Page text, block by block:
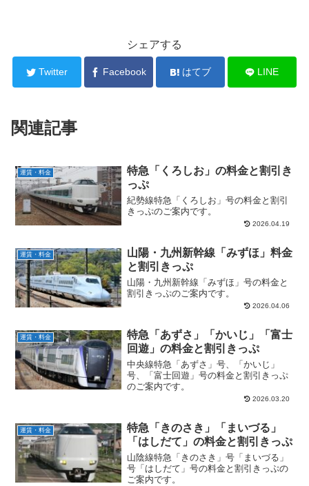
シェアする
Twitter Facebook はてブ LINE
関連記事
運賃・料金
特急「くろしお」の料金と割引き
っぷ
紀勢線特急「くろしお」号の料金と割引
きっぷのご案内です。
2026.04.19
運賃・料金
山陽・九州新幹線「みずほ」料金
と割引きっぷ
山陽・九州新幹線「みずほ」号の料金と
割引きっぷのご案内です。
2026.04.06
運賃・料金
特急「あずさ」「かいじ」「富士
回遊」の料金と割引きっぷ
中央線特急「あずさ」号、「かいじ」
号、「富士回遊」号の料金と割引きっぷ
のご案内です。
2026.03.20
運賃・料金
特急「きのさき」「まいづる」
「はしだて」の料金と割引きっぷ
山陰線特急「きのさき」号「まいづる」
号「はしだて」号の料金と割引きっぷの
ご案内です。